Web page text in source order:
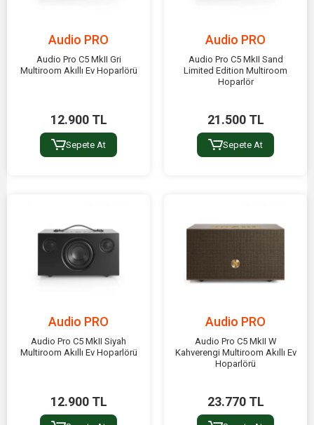
Audio PRO
Audio Pro C5 MkII Gri
Multiroom Akıllı Ev Hoparlörü
12.900 TL
Sepete At
Audio PRO
Audio Pro C5 MkII Sand
Limited Edition Multiroom
Hoparlör
21.500 TL
Sepete At
Audio PRO
Audio Pro C5 MkII Siyah
Multiroom Akıllı Ev Hoparlörü
12.900 TL
Audio PRO
Audio Pro C5 MkII W
Kahverengi Multiroom Akıllı Ev
Hoparlörü
23.770 TL